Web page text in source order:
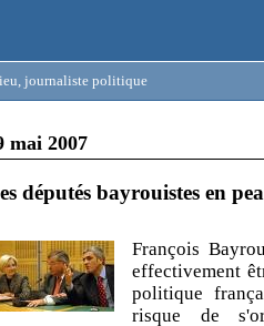
journaliste politique
mai 2007
députés bayrouistes en
François
effectivement
politique
risque de